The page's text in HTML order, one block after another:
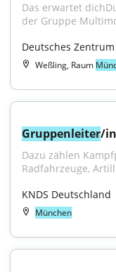
Das erwartet
der Gruppe
Deutsches
Weßling, Raum
Gruppenleiter/in
Dazu zählen
Radfahrzeuge,
KNDS Deutschland
München